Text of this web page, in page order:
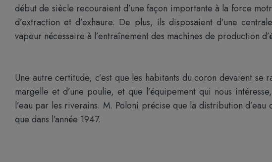
début de siècle recouraient d’une façon importante à la force
d’extraction et d’exhaure. De plus, ils disposaient d’une
vapeur nécessaire à l’entraînement des machines de production
Une autre certitude, c’est que les habitants du coron devaient se
margelle et d’une poulie, et que l’équipement qui nous
l’eau par les riverains. M. Poloni précise que la distribution d’eau
que dans l’année 1947.